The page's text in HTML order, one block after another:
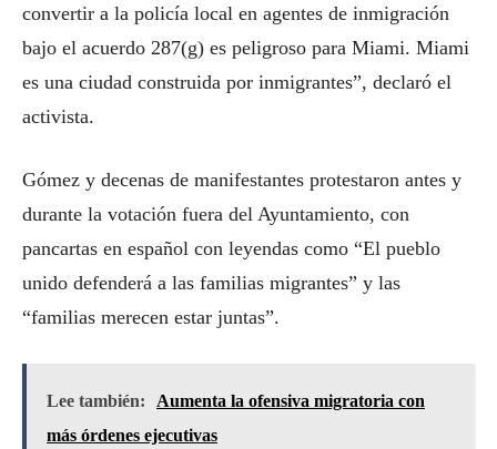
convertir a la policía local en agentes de inmigración
bajo el acuerdo 287(g) es peligroso para Miami. Miami
es una ciudad construida por inmigrantes”, declaró el
activista.
Gómez y decenas de manifestantes protestaron antes y
durante la votación fuera del Ayuntamiento, con
pancartas en español con leyendas como “El pueblo
unido defenderá a las familias migrantes” y las
“familias merecen estar juntas”.
Lee también:
Aumenta la ofensiva migratoria con
más órdenes ejecutivas